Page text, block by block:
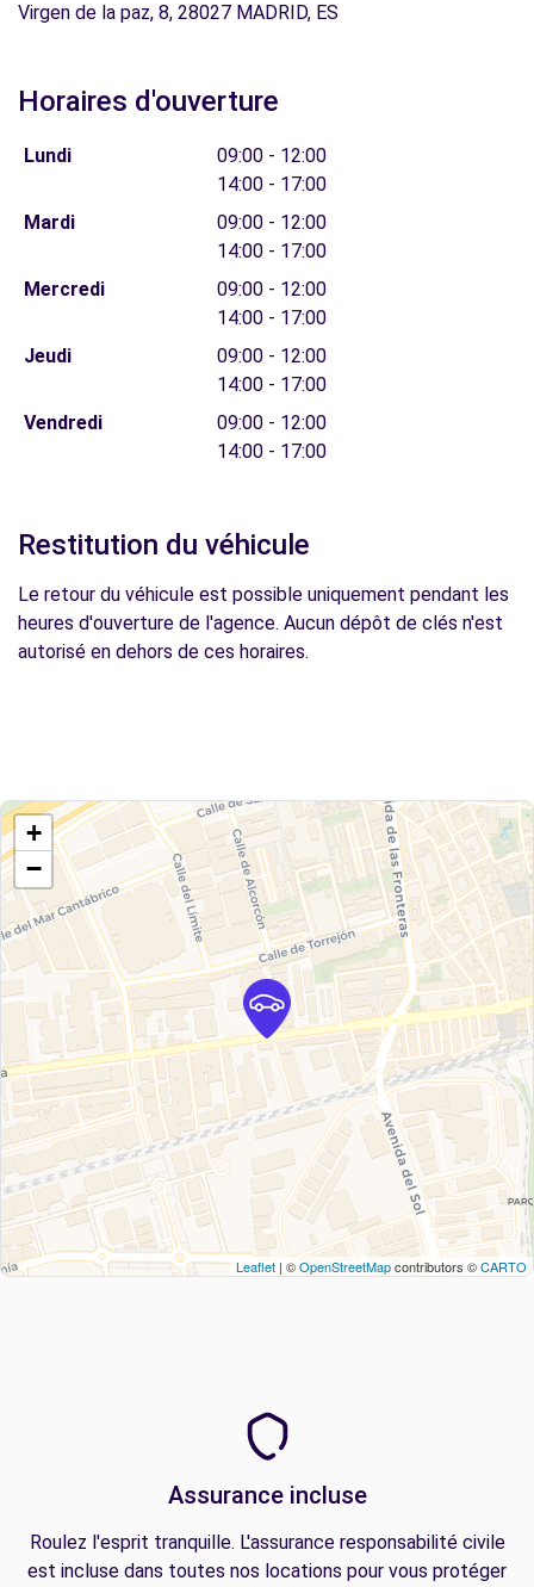
Virgen de la paz, 8, 28027 MADRID, ES
Horaires d'ouverture
Lundi
09:00 - 12:00
14:00 - 17:00
Mardi
09:00 - 12:00
14:00 - 17:00
Mercredi
09:00 - 12:00
14:00 - 17:00
Jeudi
09:00 - 12:00
14:00 - 17:00
Vendredi
09:00 - 12:00
14:00 - 17:00
Restitution du véhicule
Le retour du véhicule est possible uniquement pendant les
heures d'ouverture de l'agence. Aucun dépôt de clés n'est
autorisé en dehors de ces horaires.
+
−
Leaflet | ©OpenStreetMapcontributors ©CARTO
Assurance incluse
Roulez l'esprit tranquille. L'assurance responsabilité civile
est incluse dans toutes nos locations pour vous protéger